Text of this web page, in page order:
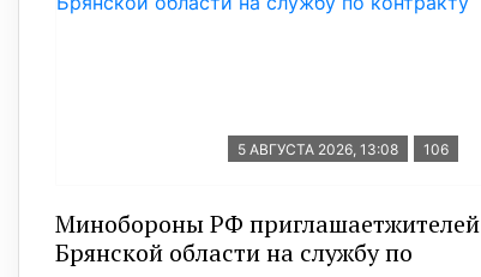
5 АВГУСТА 2026, 13:08 106
Минобoроны РФ приглaшaетжитeлeй
Брянской области на службу по